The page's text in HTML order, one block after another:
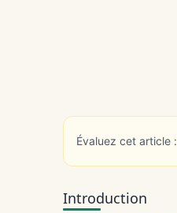
Évaluez cet article :
Introduction